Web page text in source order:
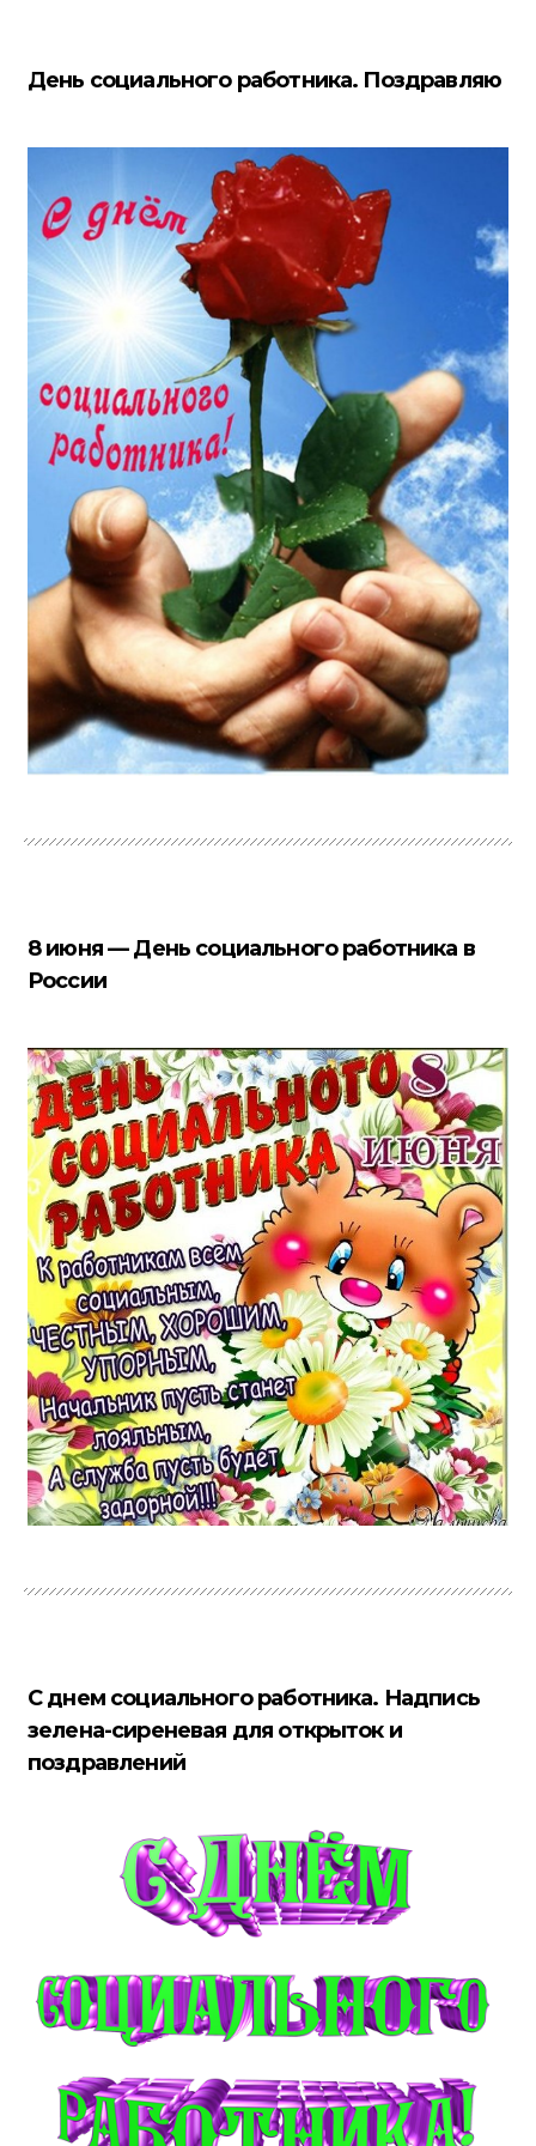
День социального работника. Поздравляю
8 июня — День социального работника в
России
С днем социального работника. Надпись
зелена-сиреневая для открыток и
поздравлений